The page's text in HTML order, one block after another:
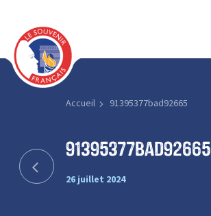
Accueil 91395377bad92665
91395377bad92665
26 juillet 2024